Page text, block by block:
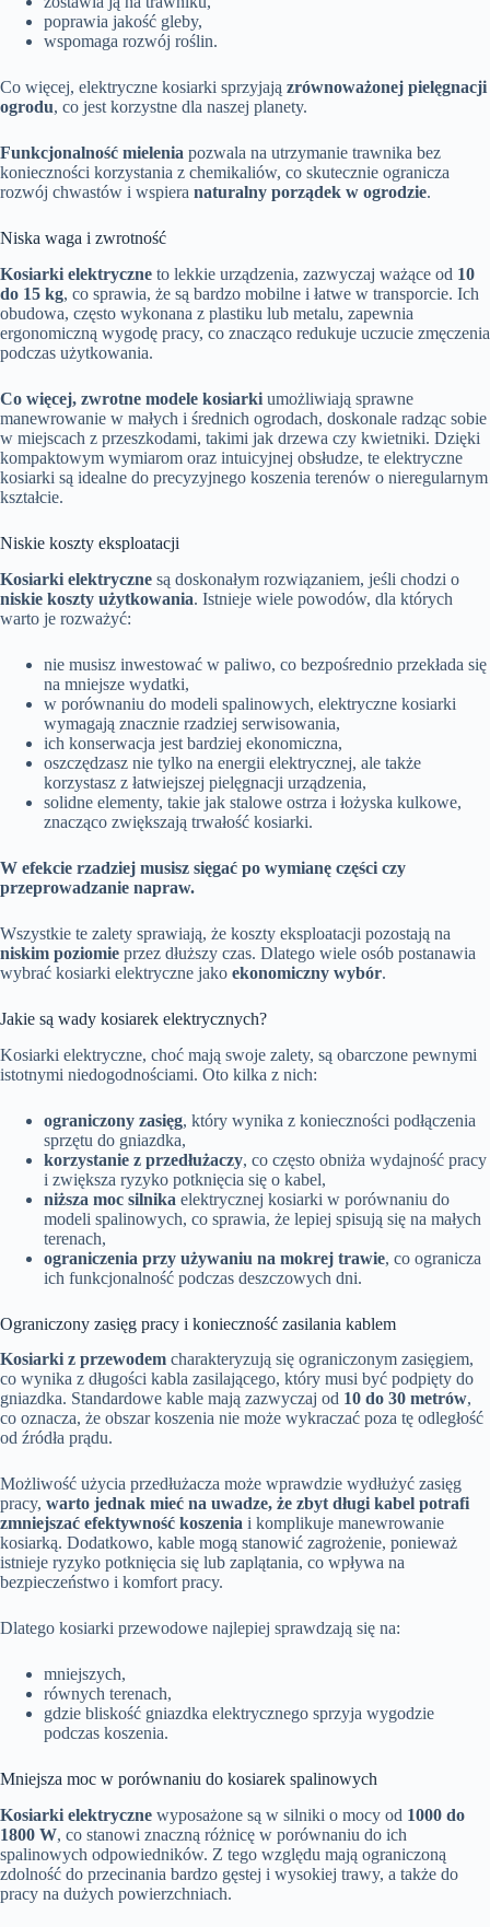
poprawia jakość gleby,
wspomaga rozwój roślin.
Co więcej, elektryczne kosiarki sprzyjają zrównoważonej pielęgnacji
ogrodu, co jest korzystne dla naszej planety.
Funkcjonalność mielenia pozwala na utrzymanie trawnika bez
konieczności korzystania z chemikaliów, co skutecznie ogranicza
rozwój chwastów i wspiera naturalny porządek w ogrodzie.
Niska waga i zwrotność
Kosiarki elektryczne to lekkie urządzenia, zazwyczaj ważące od 10
do 15 kg, co sprawia, że są bardzo mobilne i łatwe w transporcie. Ich
obudowa, często wykonana z plastiku lub metalu, zapewnia
ergonomiczną wygodę pracy, co znacząco redukuje uczucie zmęczenia
podczas użytkowania.
Co więcej, zwrotne modele kosiarki umożliwiają sprawne
manewrowanie w małych i średnich ogrodach, doskonale radząc sobie
w miejscach z przeszkodami, takimi jak drzewa czy kwietniki. Dzięki
kompaktowym wymiarom oraz intuicyjnej obsłudze, te elektryczne
kosiarki są idealne do precyzyjnego koszenia terenów o nieregularnym
kształcie.
Niskie koszty eksploatacji
Kosiarki elektryczne są doskonałym rozwiązaniem, jeśli chodzi o
niskie koszty użytkowania. Istnieje wiele powodów, dla których
warto je rozważyć:
nie musisz inwestować w paliwo, co bezpośrednio przekłada się
na mniejsze wydatki,
w porównaniu do modeli spalinowych, elektryczne kosiarki
wymagają znacznie rzadziej serwisowania,
ich konserwacja jest bardziej ekonomiczna,
oszczędzasz nie tylko na energii elektrycznej, ale także
korzystasz z łatwiejszej pielęgnacji urządzenia,
solidne elementy, takie jak stalowe ostrza i łożyska kulkowe,
znacząco zwiększają trwałość kosiarki.
W efekcie rzadziej musisz sięgać po wymianę części czy
przeprowadzanie napraw.
Wszystkie te zalety sprawiają, że koszty eksploatacji pozostają na
niskim poziomie przez dłuższy czas. Dlatego wiele osób postanawia
wybrać kosiarki elektryczne jako ekonomiczny wybór.
Jakie są wady kosiarek elektrycznych?
Kosiarki elektryczne, choć mają swoje zalety, są obarczone pewnymi
istotnymi niedogodnościami. Oto kilka z nich:
ograniczony zasięg, który wynika z konieczności podłączenia
sprzętu do gniazdka,
korzystanie z przedłużaczy, co często obniża wydajność pracy
i zwiększa ryzyko potknięcia się o kabel,
niższa moc silnika elektrycznej kosiarki w porównaniu do
modeli spalinowych, co sprawia, że lepiej spisują się na małych
terenach,
ograniczenia przy używaniu na mokrej trawie, co ogranicza
ich funkcjonalność podczas deszczowych dni.
Ograniczony zasięg pracy i konieczność zasilania kablem
Kosiarki z przewodem charakteryzują się ograniczonym zasięgiem,
co wynika z długości kabla zasilającego, który musi być podpięty do
gniazdka. Standardowe kable mają zazwyczaj od 10 do 30 metrów,
co oznacza, że obszar koszenia nie może wykraczać poza tę odległość
od źródła prądu.
Możliwość użycia przedłużacza może wprawdzie wydłużyć zasięg
pracy, warto jednak mieć na uwadze, że zbyt długi kabel potrafi
zmniejszać efektywność koszenia i komplikuje manewrowanie
kosiarką. Dodatkowo, kable mogą stanowić zagrożenie, ponieważ
istnieje ryzyko potknięcia się lub zaplątania, co wpływa na
bezpieczeństwo i komfort pracy.
Dlatego kosiarki przewodowe najlepiej sprawdzają się na:
mniejszych,
równych terenach,
gdzie bliskość gniazdka elektrycznego sprzyja wygodzie
podczas koszenia.
Mniejsza moc w porównaniu do kosiarek spalinowych
Kosiarki elektryczne wyposażone są w silniki o mocy od 1000 do
1800 W, co stanowi znaczną różnicę w porównaniu do ich
spalinowych odpowiedników. Z tego względu mają ograniczoną
zdolność do przecinania bardzo gęstej i wysokiej trawy, a także do
pracy na dużych powierzchniach.